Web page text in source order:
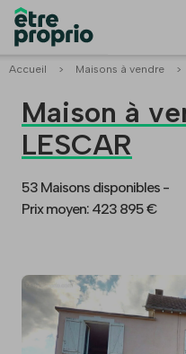
Accueil > Maisons à vendre >
Maison à
LESCAR
53 Maisons disponibles -
Prix moyen: 423 895 €